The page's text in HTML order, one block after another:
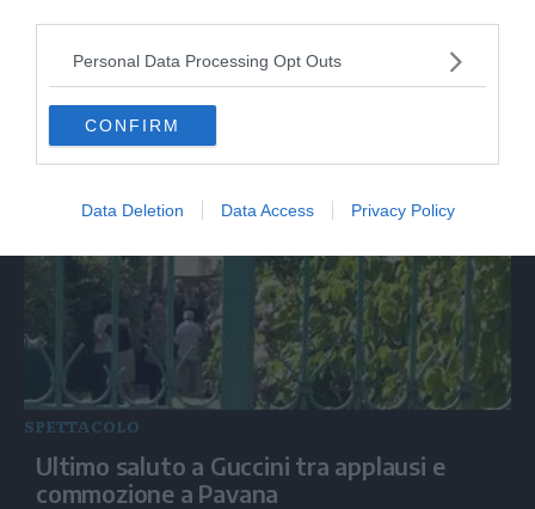
Personal Data Processing Opt Outs
CONFIRM
Data Deletion Data Access Privacy Policy
ITALIA
Landini: “Fidanza ha preso colpo di sole,
Cgil non si gira mai dall'altra parte”
SPETTACOLO
Ultimo saluto a Guccini tra applausi e
commozione a Pavana